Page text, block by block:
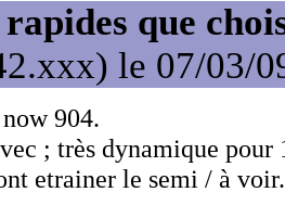
rapides que
le 07/03/
904.
; très dynamique pour
etrainer le semi / à voir.